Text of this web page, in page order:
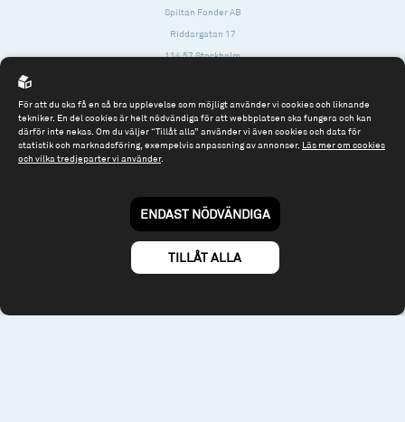
Spiltan Fonder AB
Riddargatan 17
114 57 Stockholm
Tel: 08 - 545 813 40
Till spiltan.se
© 2026 - Spiltan Fonder AB
By Sphinxly
För att du ska få en så bra upplevelse som möjligt använder vi cookies och liknande
tekniker. En del cookies är helt nödvändiga för att webbplatsen ska fungera och kan
därför inte nekas. Om du väljer “Tillåt alla” använder vi även cookies och data för
statistik och marknadsföring, exempelvis anpassning av annonser. Läs mer om cookies
och vilka tredjeparter vi använder.
ENDAST NÖDVÄNDIGA
TILLÅT ALLA